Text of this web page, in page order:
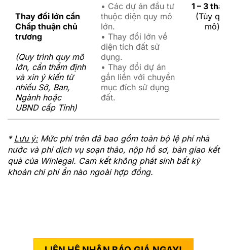
Thay đổi lớn cần
Chấp thuận chủ
trương
(Quy trình quy mô
lớn, cần thẩm định
và xin ý kiến từ
nhiều Sở, Ban,
Ngành hoặc
UBND cấp Tỉnh)
• Các dự án đầu tư
thuộc diện quy mô
lớn.
• Thay đổi lớn về
diện tích đất sử
dụng.
• Thay đổi dự án
gắn liền với chuyển
mục đích sử dụng
đất.
1 – 3
(Tùy
mô)
* Lưu ý:Mức phí trên đã bao gồm toàn bộ lệ phí nhà
nước và phí dịch vụ soạn thảo, nộp hồ sơ, bàn giao kết
quả của Winlegal. Cam kết không phát sinh bất kỳ
khoản chi phí ẩn nào ngoài hợp đồng.